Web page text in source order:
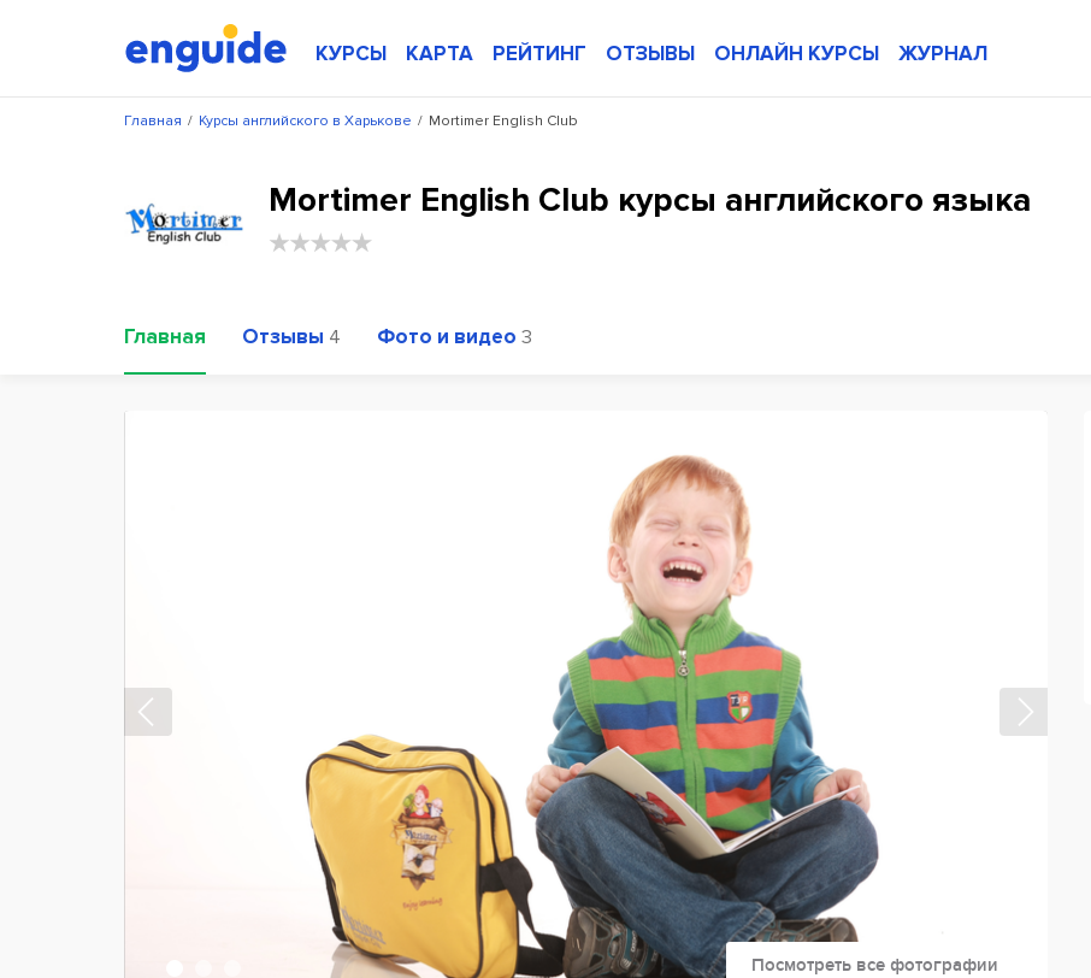
КУРСЫ КАРТА РЕЙТИНГ ОТЗЫВЫ ОНЛАЙН КУРСЫ ЖУРНАЛ
/
Главная /
Курсы английского в Харькове Mortimer English Club
Mortimer English Club курсы английского языка
Главная Отзывы 4 Фото и видео 3
Посмотреть все фотографии